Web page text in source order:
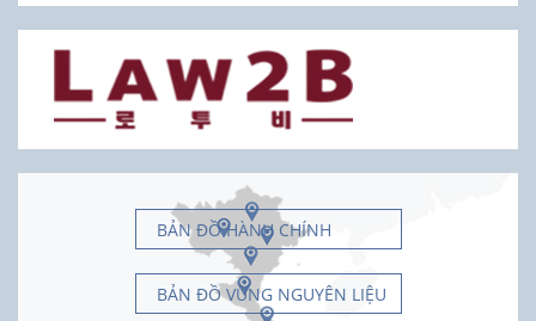
BẢN ĐỒ HÀNH CHÍNH
BẢN ĐỒ VÙNG NGUYÊN LIỆU